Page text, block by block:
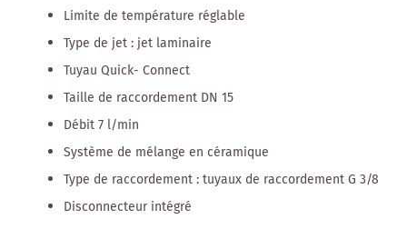
Limite de température réglable
Type de jet : jet laminaire
Tuyau Quick- Connect
Taille de raccordement DN 15
Débit 7 l/min
Système de mélange en céramique
Type de raccordement : tuyaux de raccordement G 3/8
Disconnecteur intégré